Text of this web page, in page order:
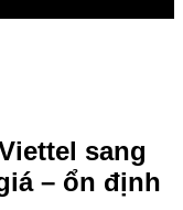
sang
– ổn định